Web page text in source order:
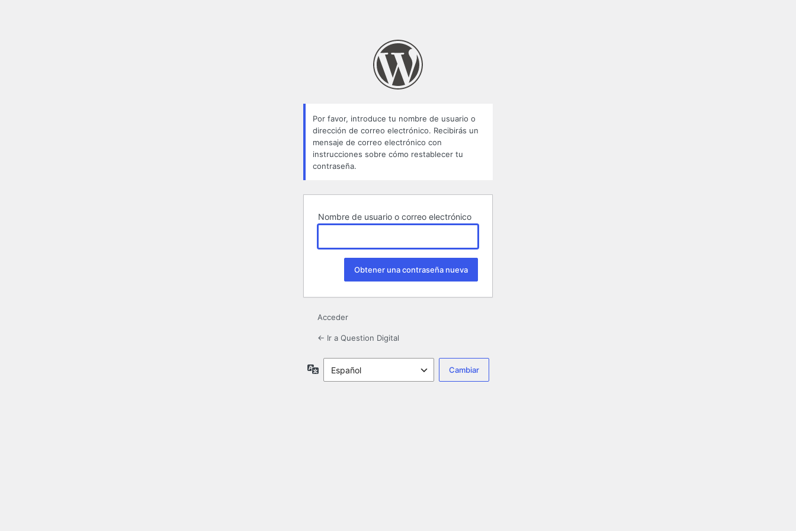
Por favor, introduce tu nombre de usuario o
dirección de correo electrónico. Recibirás un
mensaje de correo electrónico con
instrucciones sobre cómo restablecer tu
contraseña.
Nombre de usuario o correo electrónico
Acceder
← Ir a Question Digital
Idioma